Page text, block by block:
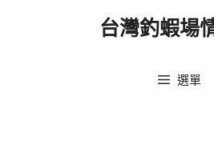
台灣釣蝦場
選單